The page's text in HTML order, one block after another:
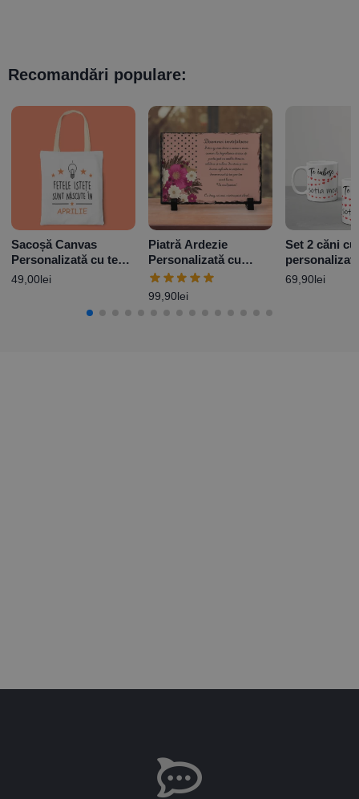
Recomandări populare:
Sacoșă Canvas
Personalizată cu text
– Fetele Istețe
49,00lei
Piatră Ardezie
Personalizată cu
mesaj pentru doamna
învățătoare
99,90lei
Set 2 căni
– Te iubesc
69,90lei